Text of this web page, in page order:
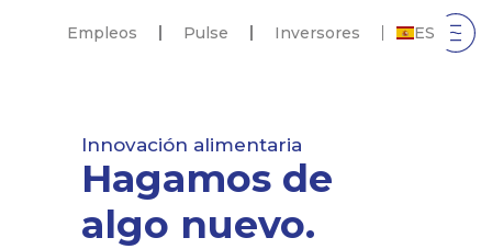
Empleos Pulse Inversores ES
Innovación alimentaria
Hagamos de
algo nuevo.